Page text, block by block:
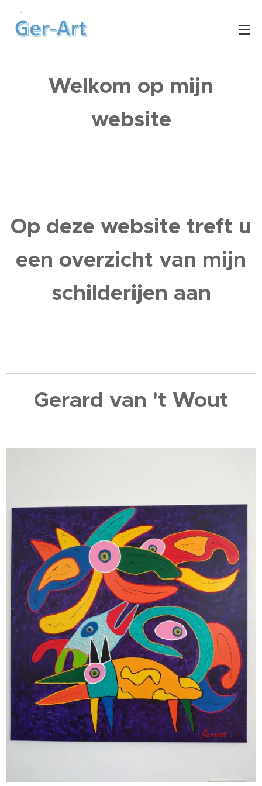
Welkom op mijn
website
Op deze website treft u
een overzicht van mijn
schilderijen aan
Gerard van 't Wout